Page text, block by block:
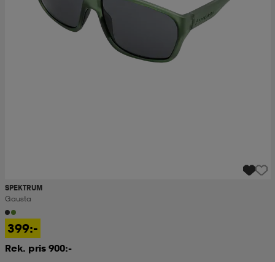
SPEKTRUM
Gausta
399:-
Rek. pris 900:-